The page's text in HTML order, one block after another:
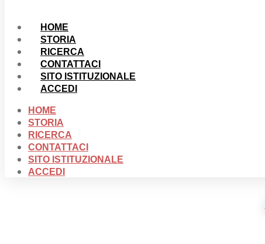
HOME
STORIA
RICERCA
CONTATTACI
SITO ISTITUZIONALE
ACCEDI
HOME
STORIA
RICERCA
CONTATTACI
SITO ISTITUZIONALE
ACCEDI